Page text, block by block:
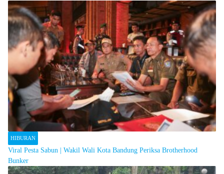
HIBURAN
Viral Pesta Sabun | Wakil Wali Kota Bandung Periksa Brotherhood
Bunker